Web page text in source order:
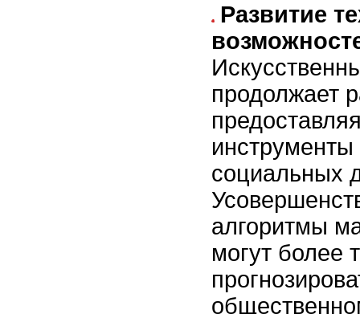
Развитие
продолжает
социальных
алгоритмы
могут более